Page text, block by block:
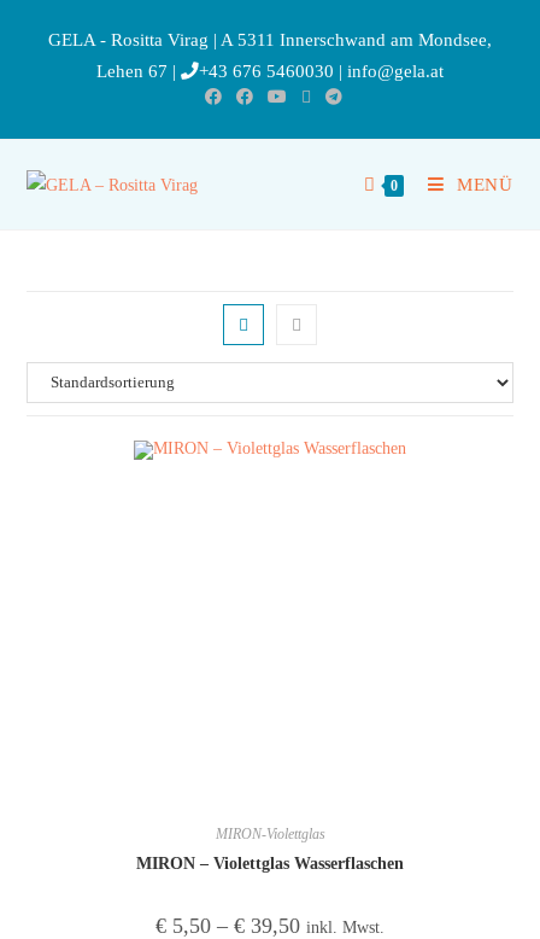
GELA - Rositta Virag | A 5311 Innerschwand am Mondsee,
Lehen 67 |
+43 676 5460030 | info@gela.at
0 MENÜ
MIRON-Violettglas
MIRON – Violettglas Wasserflaschen
€ 5,50 – € 39,50 inkl. Mwst.